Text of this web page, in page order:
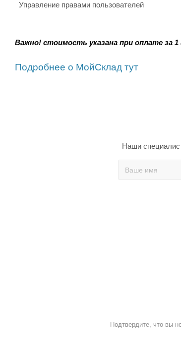
Управление правами пользователей
Важно! стоимость указана при оплате за
Подробнее о МойСклад тут
Наши
Подтвердите, что вы